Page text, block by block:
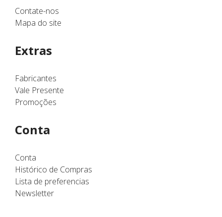
Contate-nos
Mapa do site
Extras
Fabricantes
Vale Presente
Promoções
Conta
Conta
Histórico de Compras
Lista de preferencias
Newsletter